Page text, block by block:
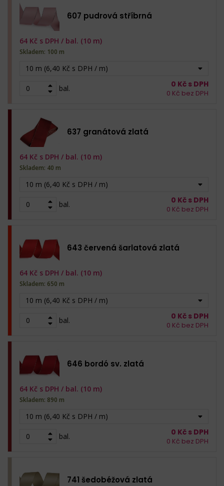
607 pudrová stříbrná
10 m (6,40 Kč s DPH / m)
bal.
64 Kč s DPH / bal. (10 m)
Skladem: 100 m
0 Kč s DPH
0 Kč bez DPH
637 granátová zlatá
10 m (6,40 Kč s DPH / m)
bal.
64 Kč s DPH / bal. (10 m)
Skladem: 40 m
0 Kč s DPH
0 Kč bez DPH
643 červená šarlatová zlatá
10 m (6,40 Kč s DPH / m)
bal.
64 Kč s DPH / bal. (10 m)
Skladem: 650 m
0 Kč s DPH
0 Kč bez DPH
646 bordó sv. zlatá
10 m (6,40 Kč s DPH / m)
bal.
64 Kč s DPH / bal. (10 m)
Skladem: 890 m
0 Kč s DPH
0 Kč bez DPH
741 šedobéžová zlatá